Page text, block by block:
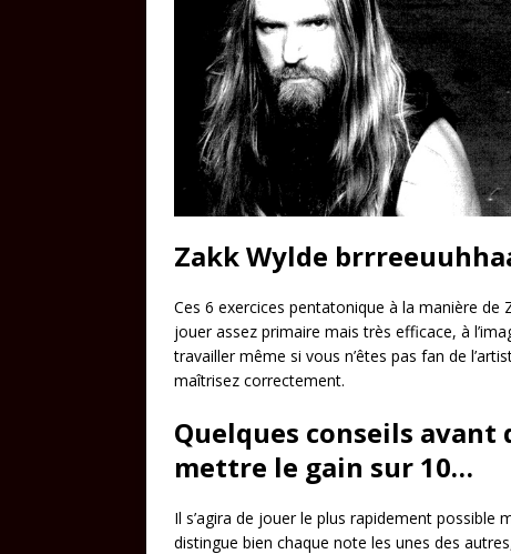
Zakk Wylde
Ces 6 exercices pentatonique à la manière de
jouer assez primaire mais très efficace, à
travailler même si vous n’êtes pas fan de
maîtrisez correctement.
Quelques conseils
mettre le gain sur 10…
Il s’agira de jouer le plus rapidement possible
distingue bien chaque note les unes des